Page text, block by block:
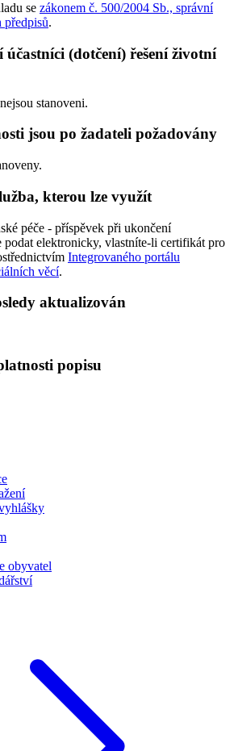
se zákonem č. 500/2004 Sb., správní
předpisů.
(dotčení) řešení životní
stanoveni.
jsou po žadateli požadovány
kterou lze využít
péče - příspěvek při ukončení
podat elektronicky, vlastníte-li certifikát pro
Integrovaného portálu
věcí.
aktualizován
popisu
obyvatel